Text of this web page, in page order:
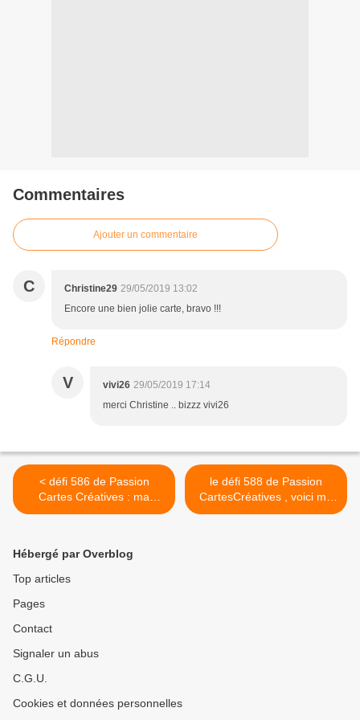
Commentaires
Ajouter un commentaire
C Christine29 29/05/2019 13:02
Encore une bien jolie carte, bravo !!!
Répondre
V vivi26 29/05/2019 17:14
merci Christine .. bizzz vivi26
< défi 586 de Passion
Cartes Créatives : ma
proposition
le défi 588 de Passion
CartesCréatives , voici ma
proposition >
Hébergé par Overblog
Top articles
Pages
Contact
Signaler un abus
C.G.U.
Cookies et données personnelles